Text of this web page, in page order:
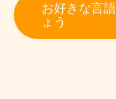
お好きな言
ょう